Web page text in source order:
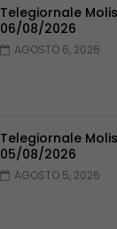
Telegiornale
06/08/2026
AGOSTO 6, 2026
Telegiornale
05/08/2026
AGOSTO 5, 2026